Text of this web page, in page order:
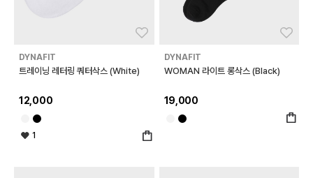
DYNAFIT
트레이닝 레터링 쿼터삭스 (White)
12,000
1
DYNAFIT
WOMAN 라이트 롱삭스 (Black)
19,000